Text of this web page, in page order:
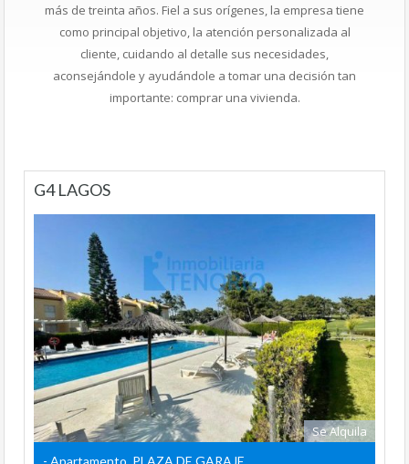
más de treinta años. Fiel a sus orígenes, la empresa tiene
como principal objetivo, la atención personalizada al
cliente, cuidando al detalle sus necesidades,
aconsejándole y ayudándole a tomar una decisión tan
importante: comprar una vivienda.
G4 LAGOS
Se Alquila
- Apartamento, PLAZA DE GARAJE